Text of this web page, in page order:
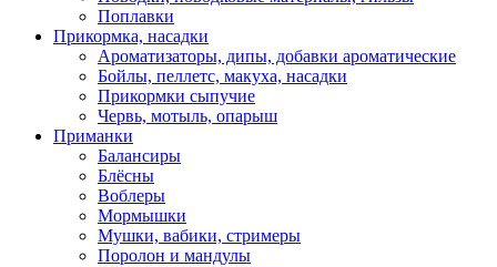
Поплавки
Прикормка, насадки
Ароматизаторы, дипы, добавки ароматические
Бойлы, пеллетс, макуха, насадки
Прикормки сыпучие
Червь, мотыль, опарыш
Приманки
Балансиры
Блёсны
Воблеры
Мормышки
Мушки, вабики, стримеры
Поролон и мандулы